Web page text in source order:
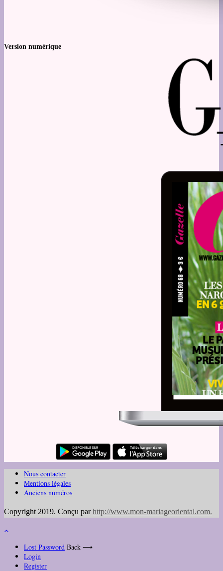
Version numérique
Nous contacter
Mentions légales
Anciens numéros
Copyright 2019. Conçu parhttp://www.mon-mariageoriental.com.
Lost Password Back ⟶
Login
Register